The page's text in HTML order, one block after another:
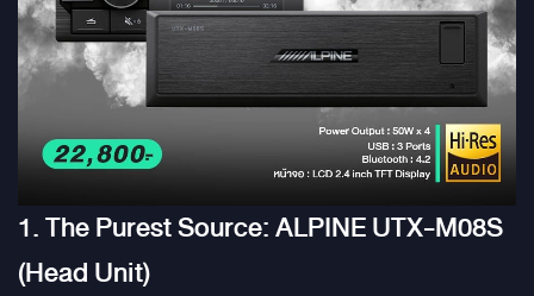
1. The Purest Source: ALPINE UTX-M08S
(Head Unit)